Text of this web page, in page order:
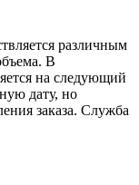
различным
В
на следующий
дату, но
заказа. Служба